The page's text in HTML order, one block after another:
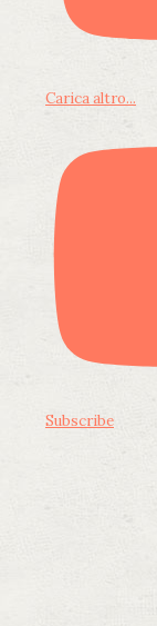
Carica altro...
Subscribe